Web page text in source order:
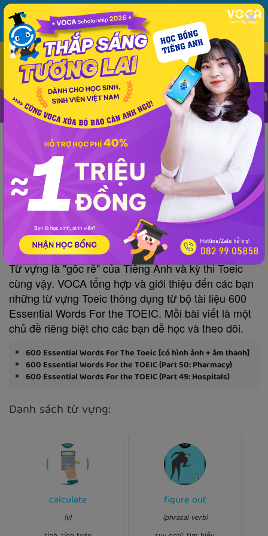
MENU ĐĂNG NHẬP
Từ vựng Ngữ pháp Mẫu câu Học phát âm Luyện viết
Thông tin chung
Kinh nghiệm
Tài liệu TOEIC
TOEIC
Tài liệu TOEIC
600 Essential Words For the TOEIC (Part
VOCA đăng lúc 17:50 14/11/2018
Từ vựng là "gốc rễ" của Tiếng Anh và kỳ thi Toeic
cùng vậy. VOCA tổng hợp và giới thiệu đến các bạn
những từ vựng Toeic thông dụng từ bộ tài liệu 600
Essential Words For the TOEIC. Mỗi bài viết là một
chủ đề riêng biệt cho các bạn dễ học và theo dõi.
600 Essential Words For The Toeic [có hình ảnh + âm thanh]
600 Essential Words For the TOEIC (Part 50: Pharmacy)
600 Essential Words For the TOEIC (Part 49: Hospitals)
Danh sách từ vựng:
calculate
(v)
Ví dụ:
calculated
how much
money I would need to buy
the car.
figure out
(phrasal verb)
Ví dụ:
They can't
figure out
to resolve the problem.